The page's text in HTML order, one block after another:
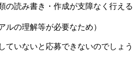
の読み書き・作成が支障なく行える
ルの理解等が必要なため）
ていないと応募できないのでしょう